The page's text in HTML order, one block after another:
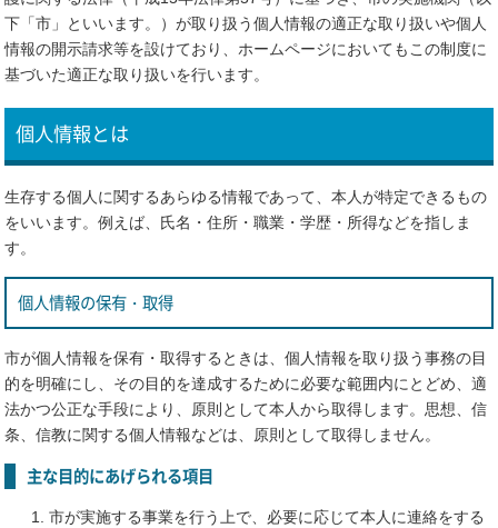
下「市」といいます。）が取り扱う個人情報の適正な取り扱いや個人
情報の開示請求等を設けており、ホームページにおいてもこの制度に
基づいた適正な取り扱いを行います。
個人情報とは
生存する個人に関するあらゆる情報であって、本人が特定できるもの
をいいます。例えば、氏名・住所・職業・学歴・所得などを指しま
す。
個人情報の保有・取得
市が個人情報を保有・取得するときは、個人情報を取り扱う事務の目
的を明確にし、その目的を達成するために必要な範囲内にとどめ、適
法かつ公正な手段により、原則として本人から取得します。思想、信
条、信教に関する個人情報などは、原則として取得しません。
主な目的にあげられる項目
市が実施する事業を行う上で、必要に応じて本人に連絡をする